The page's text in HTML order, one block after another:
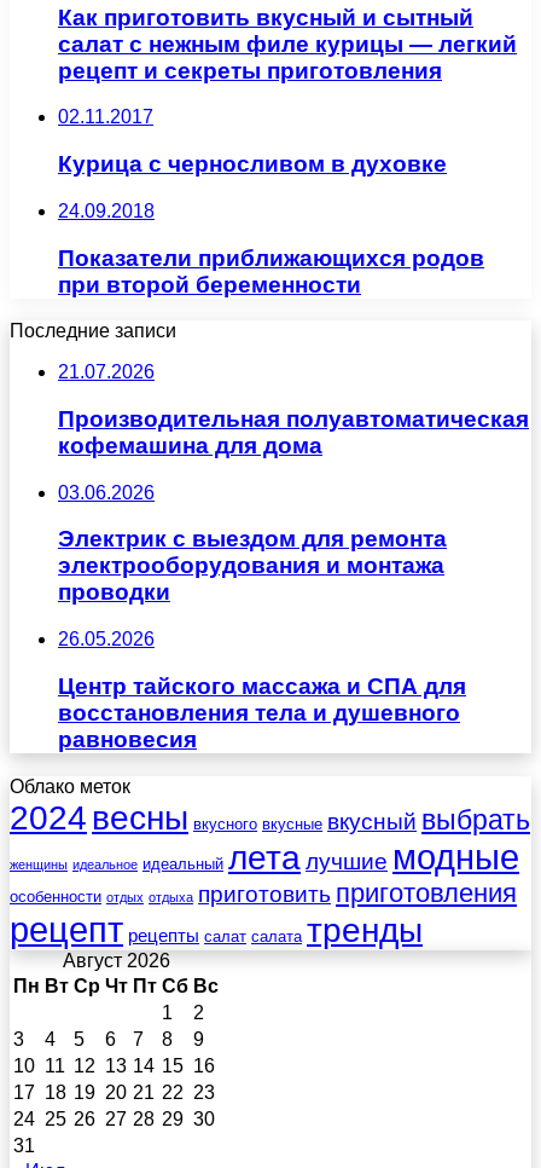
Как приготовить вкусный и сытный
салат с нежным филе курицы — легкий
рецепт и секреты приготовления
02.11.2017
Курица с черносливом в духовке
24.09.2018
Показатели приближающихся родов
при второй беременности
Последние записи
21.07.2026
Производительная полуавтоматическая
кофемашина для дома
03.06.2026
Электрик с выездом для ремонта
электрооборудования и монтажа
проводки
26.05.2026
Центр тайского массажа и СПА для
восстановления тела и душевного
равновесия
Облако меток
2024 весны вкусного вкусные вкусный выбрать
женщины идеальное идеальный леталучшие модные
особенности отдых отдыха приготовить приготовления
рецепт рецепты салат салата тренды
Август 2026
Пн Вт Ср Чт Пт Сб Вс
1
2
3
4 5 6 7 8
9
10 11 12 13 14 15 16
17 18 19 20 21 22 23
24 25 26 27 28 29 30
31